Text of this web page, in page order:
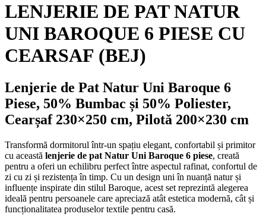
LENJERIE DE PAT NATUR
UNI BAROQUE 6 PIESE CU
CEARSAF (BEJ)
Lenjerie de Pat Natur Uni Baroque 6
Piese, 50% Bumbac și 50% Poliester,
Cearșaf 230×250 cm, Pilotă 200×230 cm
Transformă dormitorul într-un spațiu elegant, confortabil și primitor
cu această lenjerie de pat Natur Uni Baroque 6 piese, creată
pentru a oferi un echilibru perfect între aspectul rafinat, confortul de
zi cu zi și rezistența în timp. Cu un design uni în nuanță natur și
influențe inspirate din stilul Baroque, acest set reprezintă alegerea
ideală pentru persoanele care apreciază atât estetica modernă, cât și
funcționalitatea produselor textile pentru casă.